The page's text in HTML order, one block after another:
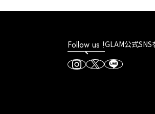
Follow us !GLAM公式